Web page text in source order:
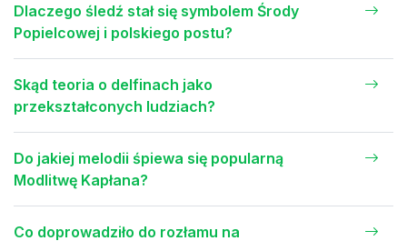
Dlaczego śledź stał się symbolem Środy
Popielcowej i polskiego postu?
Skąd teoria o delfinach jako
przekształconych ludziach?
Do jakiej melodii śpiewa się popularną
Modlitwę Kapłana?
Co doprowadziło do rozłamu na